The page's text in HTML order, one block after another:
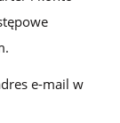
e-mail w